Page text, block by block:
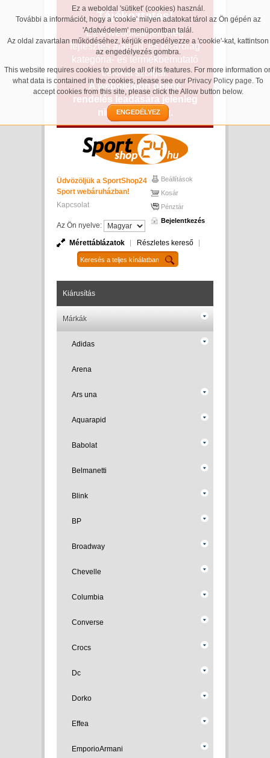
Ez a weboldal 'sütiket' (cookies) használ.
További a információt, hogy a 'cookie' milyen adatokat tárol az Ön gépén az
'Adatvédelem' menüpontban talál.
Az oldal zavartalan működéséhez, kérjük engedélyezze a 'cookie'-kat, kattintson
az engedélyezés gombra.
This website requires cookies to provide all of its features. For more information
what data is contained in the cookies, please see our Privacy Policy page. To
accept cookies from this site, please click the Allow button below.
ENGEDÉLYEZ
Tájékoztatás!
Ez a weboldal jelenleg
fejlesztés alatt áll, és kizárólag
kategória- és termékbemutató
célokat szolgál.
A weboldalon online
rendelés leadására jelenleg
nincs lehetőség.
Üdvözöljük a SportShop24
Sport webáruházban!
Kapcsolat
Az Ön nyelve:
Beállítások
Kosár
Pénztár
Bejelentkezés
Mérettáblázatok Részletes kereső
Kiárusítás
Márkák
Adidas
Arena
Ars una
Aquarapid
Babolat
Belmanetti
Blink
BP
Broadway
Chevelle
Columbia
Converse
Crocs
Dc
Dorko
Effea
EmporioArmani